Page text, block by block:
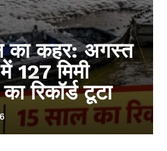
का कहर: अगस्त
127 मिमी
रिकॉर्ड टूटा